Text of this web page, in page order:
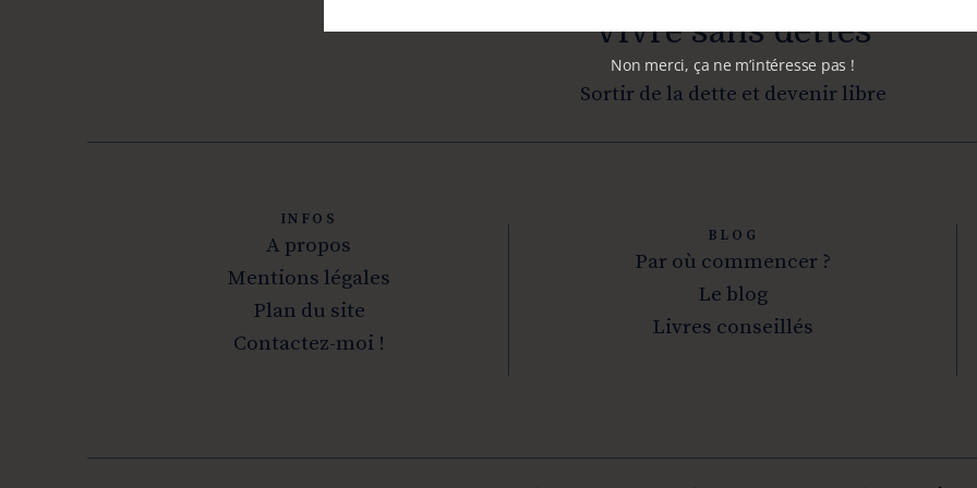
Vivre sans dettes
Sortir de la dette et devenir libre
INFOS
A propos
Mentions légales
Plan du site
Contactez-moi !
BLOG
Par où commencer ?
Le blog
Livres conseillés
Non merci, ça ne m’intéresse pas !